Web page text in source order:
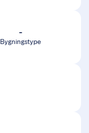
-
Bygningstype